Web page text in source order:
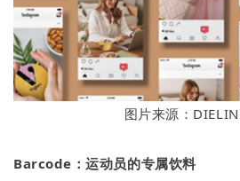
图片来源：
Barcode：运动员的专属饮料